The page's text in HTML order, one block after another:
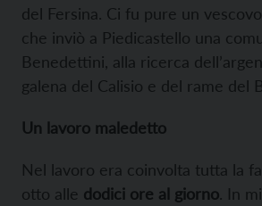
del Fersina. Ci fu pure un
che inviò a Piedicastello una
Benedettini, alla ricerca
galena del Calisio e del rame del
Un lavoro maledetto
Nel lavoro era coinvolta tutta la
otto alle dodici ore al giorno. In